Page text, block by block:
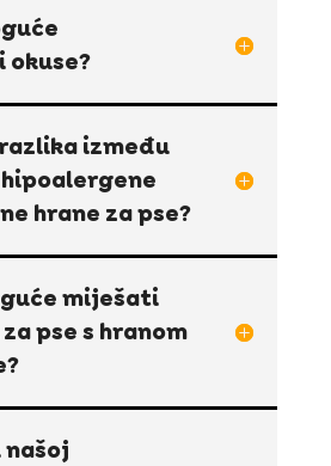
između
hrane za pse?
miješati
pse s hranom
našoj